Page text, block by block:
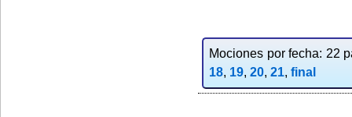
Mociones por fecha: 22
18, 19, 20, 21, final